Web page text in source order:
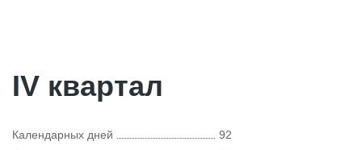
IV квартал
Календарных дней
92